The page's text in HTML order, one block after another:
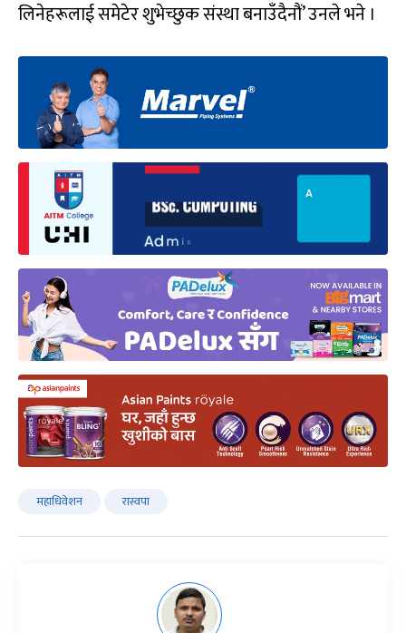
लिनेहरूलाई समेटेर शुभेच्छुक संस्था बनाउँदैनौं’ उनले भने ।
महाधिवेशन रास्वपा